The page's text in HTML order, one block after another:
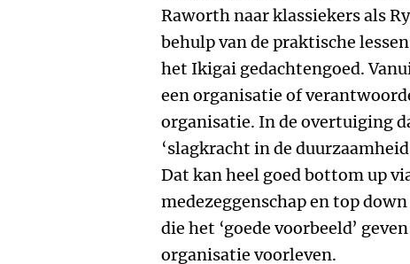
Raworth naar klassiekers als
behulp van de praktische
het Ikigai gedachtengoed.
een organisatie of
organisatie. In de overtuiging
‘slagkracht in de
Dat kan heel goed bottom up
medezeggenschap en top
die het ‘goede voorbeeld’
organisatie voorleven.